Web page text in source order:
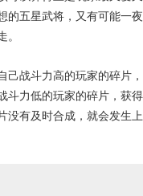
的五星武将，又有可能一夜
己战斗力高的玩家的碎片，
斗力低的玩家的碎片，获得
没有及时合成，就会发生上